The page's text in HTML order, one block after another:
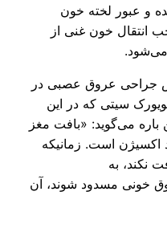
و عبور لخته خون
انتقال خون غنی از
می‌شود.
جراحی عروق عصبی در
سیتی که در این
می‌گوید: «بافت مغز
است. زمانیکه
نکند، به
خونی مسدود شوند، آن